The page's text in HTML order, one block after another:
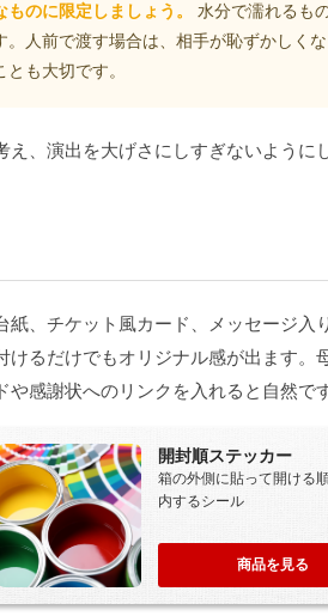
のに限定しましょう。
水分で濡れるも
人前で渡す場合は、相手が恥ずかしく
も大切です。
、演出を大げさにしすぎないように
、チケット風カード、メッセージ入
るだけでもオリジナル感が出ます。
感謝状へのリンクを入れると自然です
開封順ステッカー
箱の外側に貼って開ける
内するシール
商品を見る